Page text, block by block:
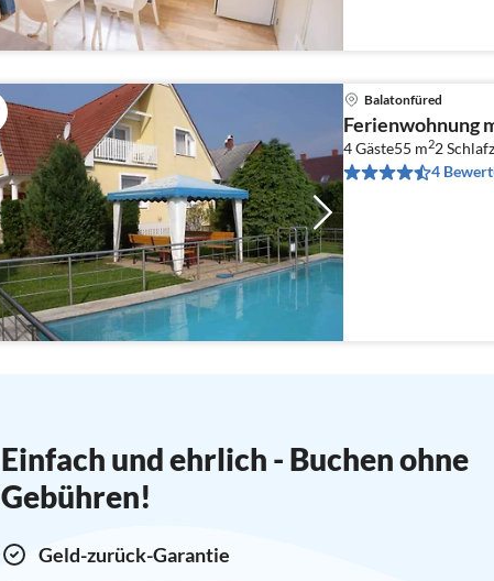
Balatonfüred
Ferienwohnung
4 Gäste55 m22
4
Einfach und ehrlich - Buchen ohne
Gebühren!
Geld-zurück-Garantie